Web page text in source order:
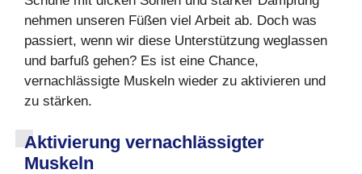
nehmen unseren Füßen viel Arbeit ab. Doch was
passiert, wenn wir diese Unterstützung weglassen
und barfuß gehen? Es ist eine Chance,
vernachlässigte Muskeln wieder zu aktivieren und
zu stärken.
Aktivierung vernachlässigter
Muskeln